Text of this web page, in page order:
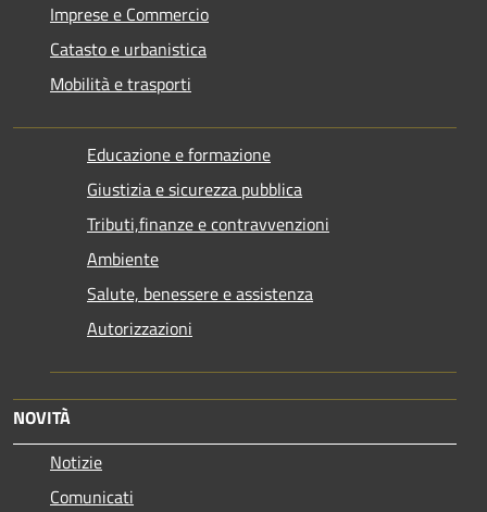
Imprese e Commercio
Catasto e urbanistica
Mobilità e trasporti
Educazione e formazione
Giustizia e sicurezza pubblica
Tributi,finanze e contravvenzioni
Ambiente
Salute, benessere e assistenza
Autorizzazioni
NOVITÀ
Notizie
Comunicati